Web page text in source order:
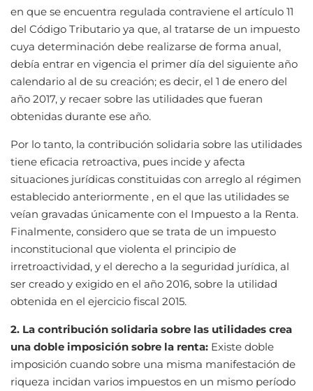
en que se encuentra regulada contraviene el artículo 11
del Código Tributario ya que, al tratarse de un impuesto
cuya determinación debe realizarse de forma anual,
debía entrar en vigencia el primer día del siguiente año
calendario al de su creación; es decir, el 1 de enero del
año 2017, y recaer sobre las utilidades que fueran
obtenidas durante ese año.
Por lo tanto, la contribución solidaria sobre las utilidades
tiene eficacia retroactiva, pues incide y afecta
situaciones jurídicas constituidas con arreglo al régimen
establecido anteriormente , en el que las utilidades se
veían gravadas únicamente con el Impuesto a la Renta.
Finalmente, considero que se trata de un impuesto
inconstitucional que violenta el principio de
irretroactividad, y el derecho a la seguridad jurídica, al
ser creado y exigido en el año 2016, sobre la utilidad
obtenida en el ejercicio fiscal 2015.
2. La contribución solidaria sobre las utilidades crea
una doble imposición sobre la renta: Existe doble
imposición cuando sobre una misma manifestación de
riqueza incidan varios impuestos en un mismo período